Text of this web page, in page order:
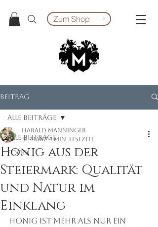
Zum Shop
Beitrag
Alle Beiträge
food
Alle Beiträge
Honig aus der
Steiermark: Qualität
und Natur im
Einklang
Harald Manninger
31. März 4 Min. Lesezeit
Honig ist mehr als nur ein